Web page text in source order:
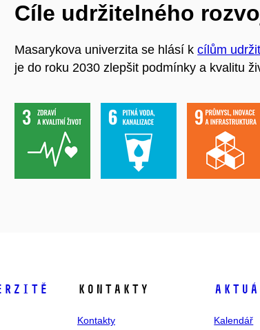
Cíle udržitelného
Masarykova univerzita se hlásí kcílům
je do roku 2030 zlepšit podmínky a kvalitu
Kontakty
Kontakty
Kalendář